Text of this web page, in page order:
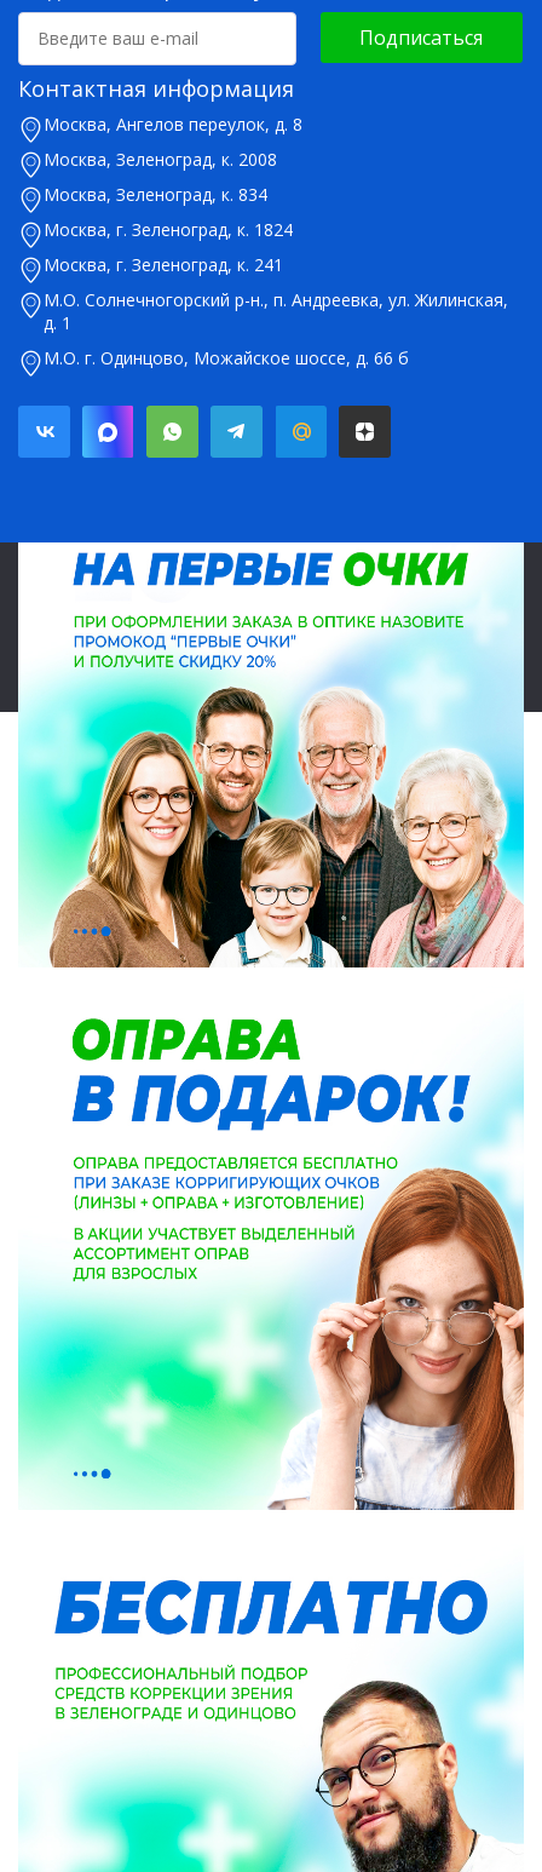
Подписаться
Контактная информация
Москва, Ангелов переулок, д. 8
Москва, Зеленоград, к. 2008
Москва, Зеленоград, к. 834
Москва, г. Зеленоград, к. 1824
Москва, г. Зеленоград, к. 241
М.О. Солнечногорский р-н., п. Андреевка, ул. Жилинская,
д. 1
М.О. г. Одинцово, Можайское шоссе, д. 66 б
© 2026 Салон оптики Lokamed. Все права защищены. Указанные на
является публичной офертой в соответствии со статьей 437.
Карта сайта| | Политика конфиденциальности